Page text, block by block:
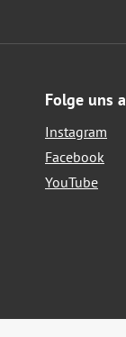
Folge uns
Instagram
Facebook
YouTube